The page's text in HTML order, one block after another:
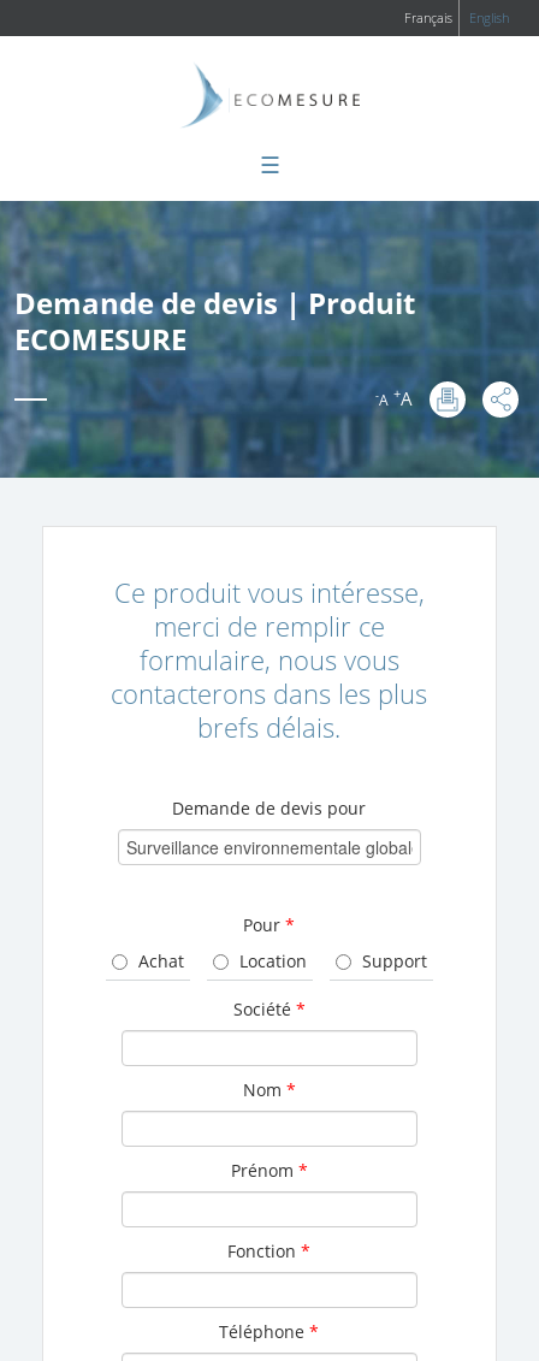
Français English
☰
Demande de devis | Produit
ECOMESURE
-A +A
:
Ce produit vous intéresse,
merci de remplir ce
formulaire, nous vous
contacterons dans les plus
brefs délais.
Demande de devis pour
Pour*
Achat
Location Support
Société *
Nom *
Prénom *
Fonction*
Téléphone*